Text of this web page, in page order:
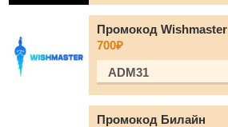
Промокод Wishmaster
700₽
ADM31
Промокод Билайн